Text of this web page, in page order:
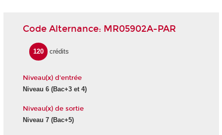
Code Alternance: MR05902A-PAR
120 crédits
Niveau(x) d'entrée
Niveau 6(Bac+3 et 4)
Niveau(x) de sortie
Niveau 7(Bac+5)